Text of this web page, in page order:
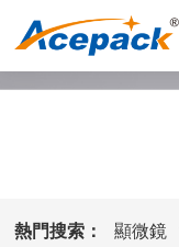
熱門搜索： 顯微鏡